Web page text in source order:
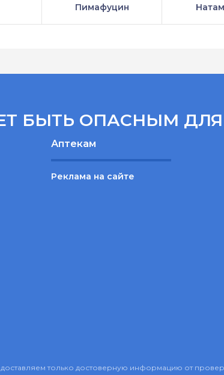
Пимафуцин
БЫТЬ ОПАСНЫМ
Аптекам
Реклама на сайте
только достоверную информацию от